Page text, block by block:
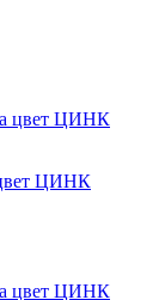
ЦИНК